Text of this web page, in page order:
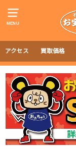
MENU
アクセス 買取価格